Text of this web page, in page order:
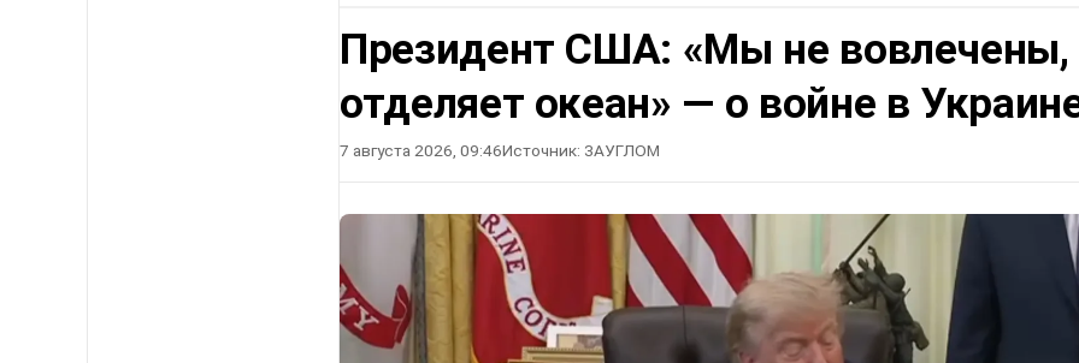
Президент США: «Мы не вовлечены,
отделяет океан» — о войне в
7 августа 2026, 09:46Источник: ЗАУГЛОМ